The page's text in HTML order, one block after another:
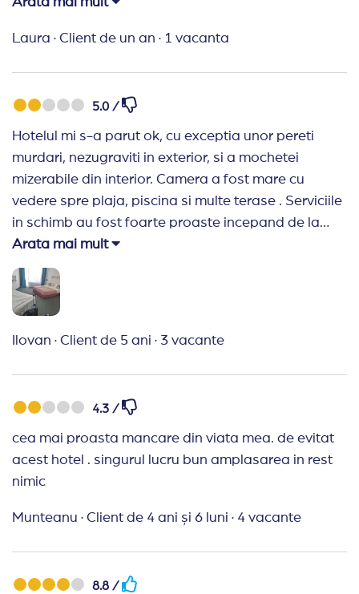
Aproape toti am avut probleme cu stomacul in
Dar alta problema si in privinta curareteniei, nici
paturile macar nu se fac, doar vin si strang gunoiul.
Nu recomand DELOC! Foarte multi bani si foarte
multa bataie de joc pentru clienti!
Laura · Client de un an · 1 vacanta
5.0 /
Hotelul mi s-a parut ok, cu exceptia unor pereti
murdari, nezugraviti in exterior, si a mochetei
mizerabile din interior. Camera a fost mare cu
vedere spre plaja, piscina si multe terase . Serviciile
in schimb au fost foarte proaste incepand de la
mancare, numai fast food, carnati, chiftele etc si
terminand cu lipsa activitatilor specifice all inclusive
de peste zi sau seara (jumatate de ora de
discoteca pe plaja pentru copii si o ora de
camera de 630 Euro pentru 3 nopti in august , mai
ales daca vii cu copii, e destul de riscand in privinta
mancarii.
Arata mai mult
Ilovan · Client de 5 ani · 3 vacante
4.3 /
cea mai proasta mancare din viata mea. de evitat
acest hotel . singurul lucru bun amplasarea in rest
nimic
Munteanu · Client de 4 ani și 6 luni · 4 vacante
8.8 /